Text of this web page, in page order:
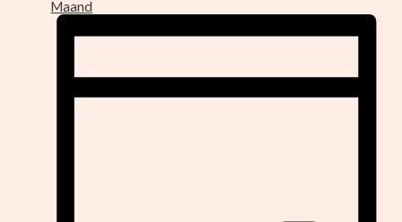
Maand